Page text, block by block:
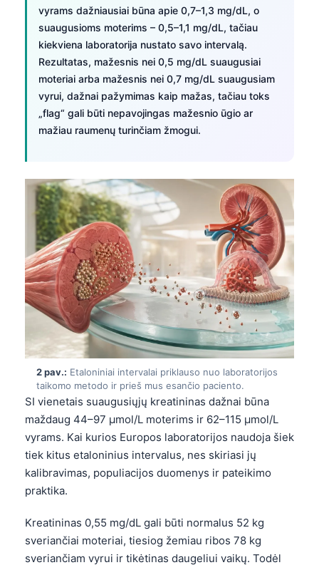
vyrams dažniausiai būna apie 0,7–1,3 mg/dL, o
suaugusioms moterims – 0,5–1,1 mg/dL, tačiau
kiekviena laboratorija nustato savo intervalą.
Rezultatas, mažesnis nei 0,5 mg/dL suaugusiai
moteriai arba mažesnis nei 0,7 mg/dL suaugusiam
vyrui, dažnai pažymimas kaip mažas, tačiau toks
„flag“ gali būti nepavojingas mažesnio ūgio ar
mažiau raumenų turinčiam žmogui.
2 pav.: Etaloniniai intervalai priklauso nuo laboratorijos
taikomo metodo ir prieš mus esančio paciento.
SI vienetais suaugusiųjų kreatininas dažnai būna
maždaug 44–97 µmol/L moterims ir 62–115 µmol/L
vyrams. Kai kurios Europos laboratorijos naudoja šiek
tiek kitus etaloninius intervalus, nes skiriasi jų
kalibravimas, populiacijos duomenys ir pateikimo
praktika.
Kreatininas 0,55 mg/dL gali būti normalus 52 kg
sveriančiai moteriai, tiesiog žemiau ribos 78 kg
sveriančiam vyrui ir tikėtinas daugeliui vaikų. Todėl